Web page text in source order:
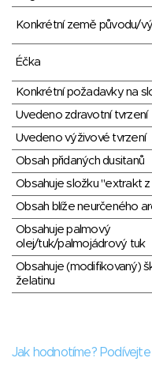
Konkrétní země původu/
Éčka
Konkrétní požadavky na
Uvedeno zdravotní tvrzení
Uvedeno výživové tvrzení
Obsah přidaných dusitanů
Obsahuje složku "extrakt z
Obsah blíže neurčeného
Obsahuje palmový
olej/tuk/palmojádrový tuk
Obsahuje (modifikovaný)
želatinu
Jak hodnotíme?